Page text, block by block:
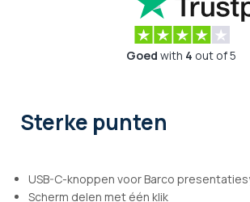
Goed with 4 out of 5
Sterke punten
USB-C-knoppen voor Barco
Scherm delen met één klik